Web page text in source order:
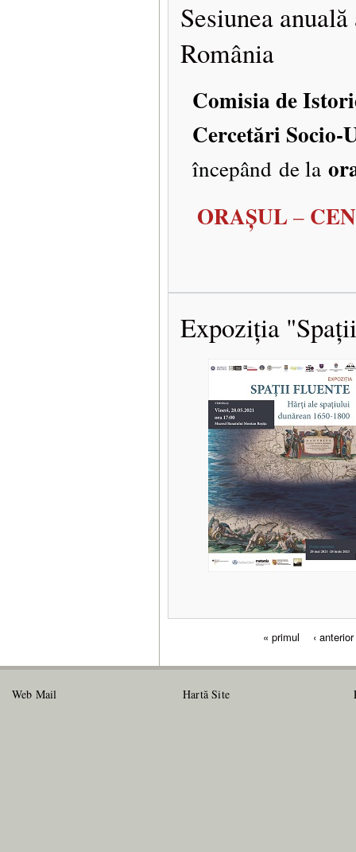
Sesiunea
România
Comisia de
Cercetări Socio-
începând de la
ORAŞUL–
Expoziția
« primul ‹ anterior
Web Mail Hartă Site